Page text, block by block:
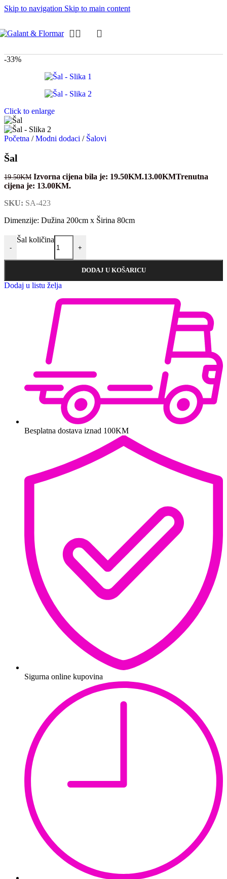
Skip to navigation Skip to main content
-33%
Click to enlarge
Početna / Modni dodaci / Šalovi
Šal
19.50KM Izvorna cijena bila je: 19.50KM.13.00KMTrenutna
cijena je: 13.00KM.
SKU: SA-423
Dimenzije: Dužina 200cm x Širina 80cm
-
Šal količina
+
DODAJ U KOŠARICU
Dodaj u listu želja
Besplatna dostava iznad 100KM
Sigurna online kupovina